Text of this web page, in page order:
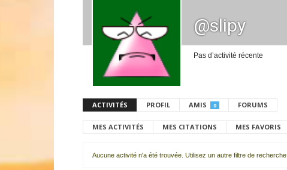
@slipy
Pas d’activité récente
ACTIVITÉS PROFIL AMIS 0 FORUMS
MES ACTIVITÉS MES CITATIONS MES FAVORIS
Aucune activité n'a été trouvée. Utilisez un autre filtre de recherche.